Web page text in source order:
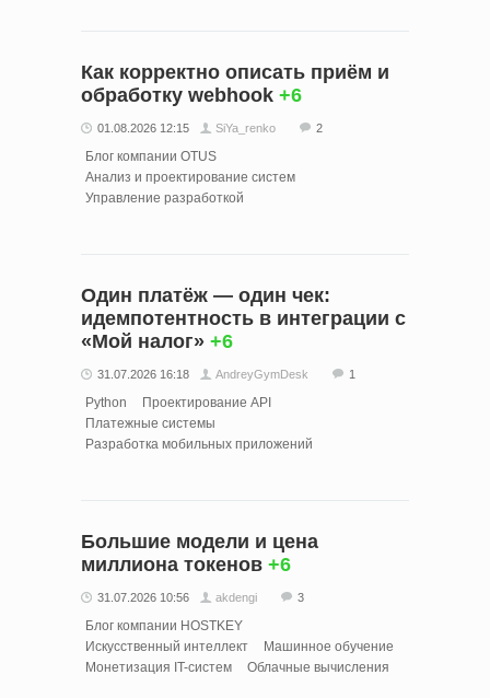
Как корректно описать приём и
обработку webhook +6
01.08.2026 12:15 SiYa_renko 2
Блог компании OTUS
Анализ и проектирование систем
Управление разработкой
Один платёж — один чек:
идемпотентность в интеграции с
«Мой налог» +6
31.07.2026 16:18 AndreyGymDesk 1
Python
Проектирование API
Платежные системы
Разработка мобильных приложений
Большие модели и цена
миллиона токенов +6
31.07.2026 10:56 akdengi 3
Блог компании HOSTKEY
Искусственный интеллект
Машинное обучение
Монетизация IT-систем
Облачные вычисления